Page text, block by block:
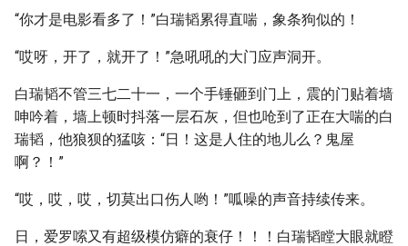
“你才是电影看多了！”白瑞韬累得直喘，象条狗似的！
“哎呀，开了，就开了！”急吼吼的大门应声洞开。
白瑞韬不管三七二十一，一个手锤砸到门上，震的门贴着墙
呻吟着，墙上顿时抖落一层石灰，但也呛到了正在大喘的白
瑞韬，他狼狈的猛咳：“日！这是人住的地儿么？鬼屋
啊？！”
“哎，哎，哎，切莫出口伤人哟！”呱噪的声音持续传来。
日，爱罗嗦又有超级模仿癖的衰仔！！！白瑞韬瞠大眼就瞪